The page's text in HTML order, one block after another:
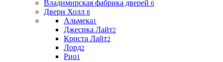
Владимирская фабрика дверей 6
Двери Холл 8
Альмека1
Джесика Лайт2
Криста Лайт2
Лорд2
Рио1